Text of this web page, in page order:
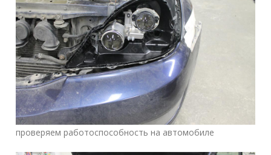
проверяем работоспособность на автомобиле